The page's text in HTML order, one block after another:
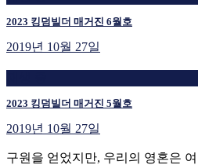
2023 킹덤빌더 매거진 6월호
2019년 10월 27일
2023 킹덤빌더 매거진 5월호
2019년 10월 27일
구원을 얻었지만, 우리의 영혼은